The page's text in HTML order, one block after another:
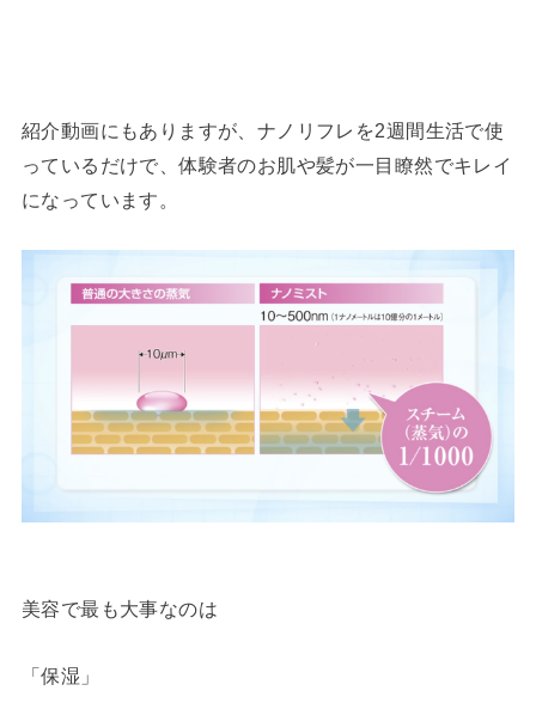
紹介動画にもありますが、ナノリフレを2週間生活で使
っているだけで、体験者のお肌や髪が一目瞭然でキレイ
になっています。
美容で最も大事なのは
「保湿」